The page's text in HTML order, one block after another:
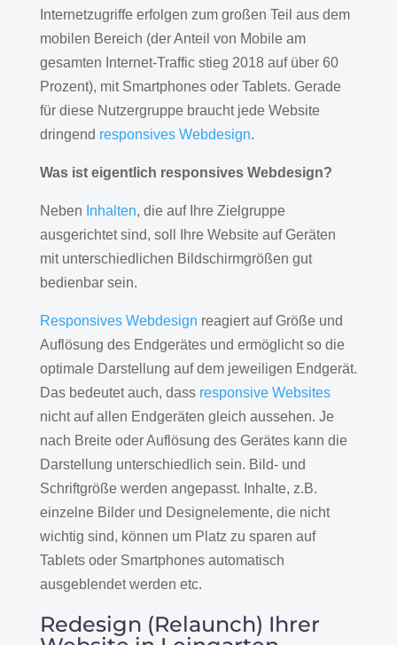
Internetzugriffe erfolgen zum großen Teil aus dem
mobilen Bereich (der Anteil von Mobile am
gesamten Internet-Traffic stieg 2018 auf über 60
Prozent), mit Smartphones oder Tablets. Gerade
für diese Nutzergruppe braucht jede Website
dringend responsives Webdesign.
Was ist eigentlich responsives Webdesign?
Neben Inhalten, die auf Ihre Zielgruppe
ausgerichtet sind, soll Ihre Website auf Geräten
mit unterschiedlichen Bildschirmgrößen gut
bedienbar sein.
Responsives Webdesign reagiert auf Größe und
Auflösung des Endgerätes und ermöglicht so die
optimale Darstellung auf dem jeweiligen Endgerät.
Das bedeutet auch, dass responsive Websites
nicht auf allen Endgeräten gleich aussehen. Je
nach Breite oder Auflösung des Gerätes kann die
Darstellung unterschiedlich sein. Bild- und
Schriftgröße werden angepasst. Inhalte, z.B.
einzelne Bilder und Designelemente, die nicht
wichtig sind, können um Platz zu sparen auf
Tablets oder Smartphones automatisch
ausgeblendet werden etc.
Redesign (Relaunch) Ihrer